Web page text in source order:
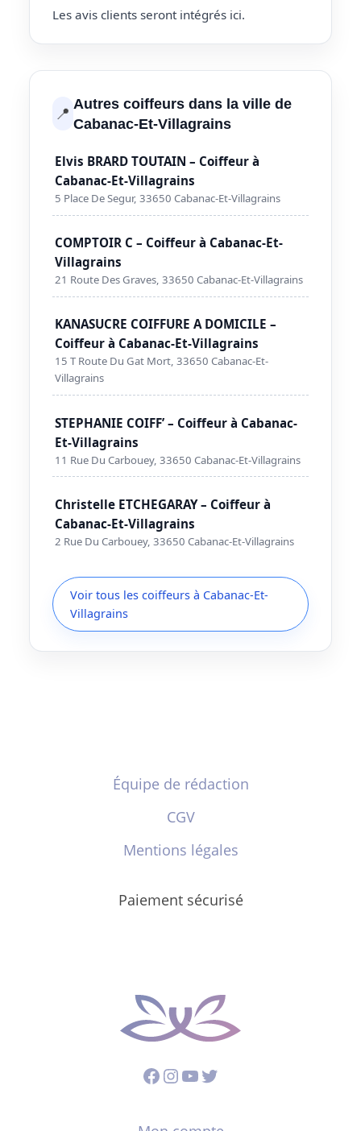
Les avis clients seront intégrés ici.
📍 Autres coiffeurs dans la ville de
Cabanac-Et-Villagrains
Elvis BRARD TOUTAIN – Coiffeur à
Cabanac-Et-Villagrains
5 Place De Segur, 33650 Cabanac-Et-Villagrains
COMPTOIR C – Coiffeur à Cabanac-Et-
Villagrains
21 Route Des Graves, 33650 Cabanac-Et-Villagrains
KANASUCRE COIFFURE A DOMICILE –
Coiffeur à Cabanac-Et-Villagrains
15 T Route Du Gat Mort, 33650 Cabanac-Et-
Villagrains
STEPHANIE COIFF’ – Coiffeur à Cabanac-
Et-Villagrains
11 Rue Du Carbouey, 33650 Cabanac-Et-Villagrains
Christelle ETCHEGARAY – Coiffeur à
Cabanac-Et-Villagrains
2 Rue Du Carbouey, 33650 Cabanac-Et-Villagrains
Voir tous les coiffeurs à Cabanac-Et-
Villagrains
Équipe de rédaction
CGV
Mentions légales
Paiement sécurisé
Facebook
Instagram
YouTube
Twitter